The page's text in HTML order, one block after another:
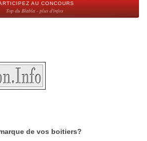
AU CONCOURS
Top du Blabla - plus d'infos
de vos boitiers?